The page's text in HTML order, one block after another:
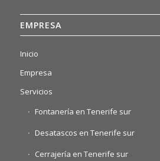
EMPRESA
Inicio
Empresa
Servicios
Fontanería en Tenerife sur
Desatascos en Tenerife sur
Cerrajería en Tenerife sur